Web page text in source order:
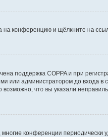
на конференцию и щёлкните на
поддержка COPPA и при
или администратором до входа
что вы указали
конференции